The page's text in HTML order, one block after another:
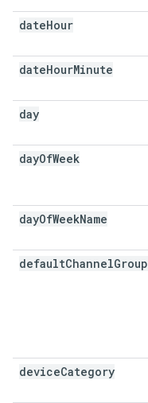
dateHour
dateHourMinute
day
dayOfWeek
dayOfWeekName
defaultChannelGroup
deviceCategory